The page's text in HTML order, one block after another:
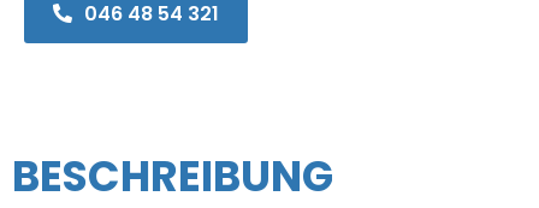
046 48 54 321
BESCHREIBUNG